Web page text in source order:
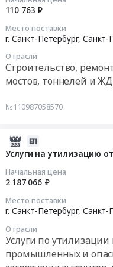
110 763 ₽
Место поставки
г. Санкт-Петербург,Санкт-
Отрасли
Строительство,
мостов,
№110987058570
Услуги на утилизацию
Начальная цена
2 187 066 ₽
Место поставки
г. Санкт-Петербург,Санкт-
Отрасли
Услуги по утилизации
промышленных и